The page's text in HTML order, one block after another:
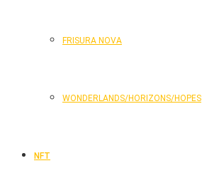
FRISURA NOVA
WONDERLANDS/HORIZONS/HOPES
NFT